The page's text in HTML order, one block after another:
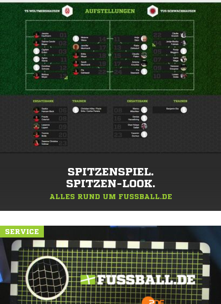
SPITZENSPIEL.
SPITZEN-LOOK.
ALLES RUND UM FUSSBALL.DE
SERVICE